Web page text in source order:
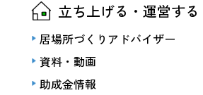
立ち上げる・運営する
居場所づくりアドバイザー
資料・動画
助成金情報